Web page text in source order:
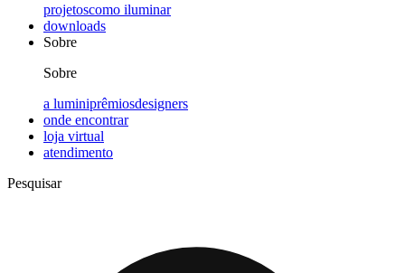
projetoscomo iluminar
downloads
Sobre
Sobre
a luminiprêmiosdesigners
onde encontrar
loja virtual
atendimento
Pesquisar